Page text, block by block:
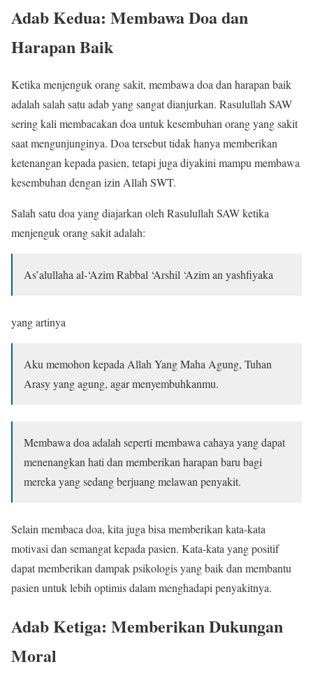
Adab Kedua: Membawa Doa dan
Harapan Baik
Ketika menjenguk orang sakit, membawa doa dan harapan baik
adalah salah satu adab yang sangat dianjurkan. Rasulullah SAW
sering kali membacakan doa untuk kesembuhan orang yang sakit
saat mengunjunginya. Doa tersebut tidak hanya memberikan
ketenangan kepada pasien, tetapi juga diyakini mampu membawa
kesembuhan dengan izin Allah SWT.
Salah satu doa yang diajarkan oleh Rasulullah SAW ketika
menjenguk orang sakit adalah:
As’alullaha al-‘Azim Rabbal ‘Arshil ‘Azim an yashfiyaka
yang artinya
Aku memohon kepada Allah Yang Maha Agung, Tuhan
Arasy yang agung, agar menyembuhkanmu.
Membawa doa adalah seperti membawa cahaya yang dapat
menenangkan hati dan memberikan harapan baru bagi
mereka yang sedang berjuang melawan penyakit.
Selain membaca doa, kita juga bisa memberikan kata-kata
motivasi dan semangat kepada pasien. Kata-kata yang positif
dapat memberikan dampak psikologis yang baik dan membantu
pasien untuk lebih optimis dalam menghadapi penyakitnya.
Adab Ketiga: Memberikan Dukungan
Moral